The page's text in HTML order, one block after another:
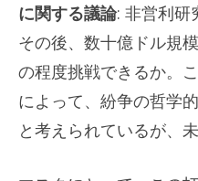
に関する議論: 非営利研
その後、数十億ドル規
の程度挑戦できるか。
によって、紛争の哲学
と考えられているが、